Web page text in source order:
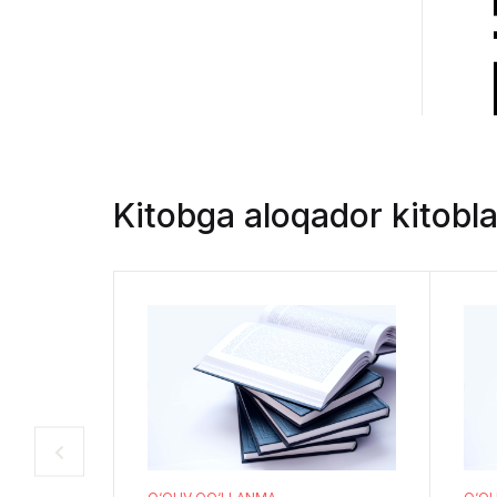
Kitobga aloqador